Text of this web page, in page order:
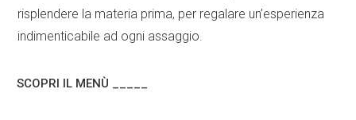
risplendere la materia prima, per regalare un’esperienza
indimenticabile ad ogni assaggio.
SCOPRI IL MENÙ _____